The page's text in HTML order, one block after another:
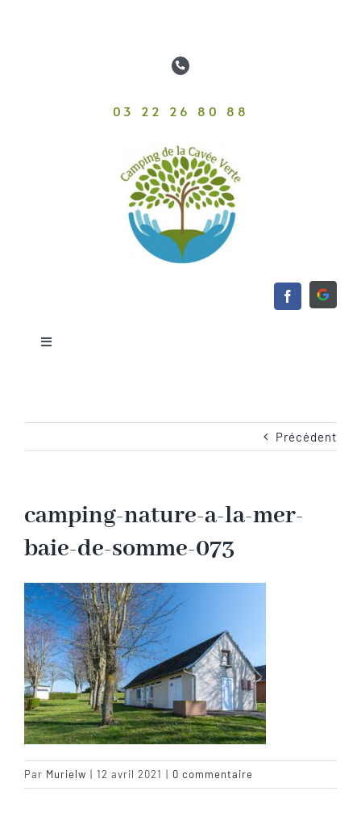
03 22 26 80 88
Toggle
Les services
Les tarifs
Les activités en Baie de Somme
Les photos du camping
Visite virtuelle
Précédent
camping-nature-a-la-mer-
baie-de-somme-073
Par Murielw | 12 avril 2021 | 0 commentaire